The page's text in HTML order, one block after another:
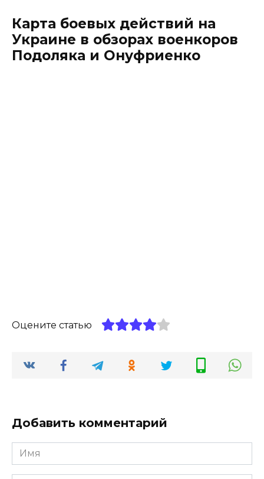
Карта боевых действий на
Украине в обзорах военкоров
Подоляка и Онуфриенко
Оцените статью
Добавить комментарий
Имя
*